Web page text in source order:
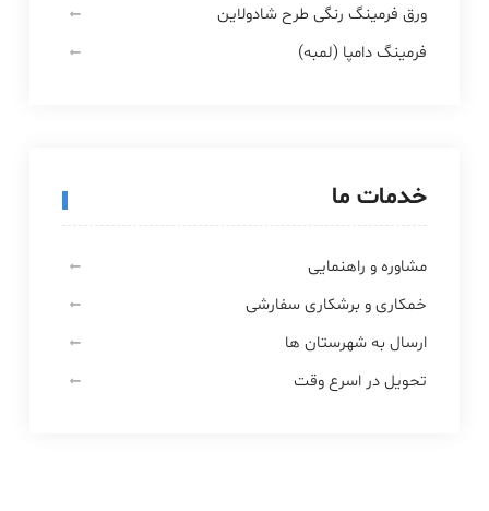
ورق فرمینگ رنگی طرح شادولاین
فرمینگ دامپا (لمبه)
خدمات ما
مشاوره و راهنمایی
خمکاری و برشکاری سفارشی
ارسال به شهرستان ها
تحویل در اسرع وقت